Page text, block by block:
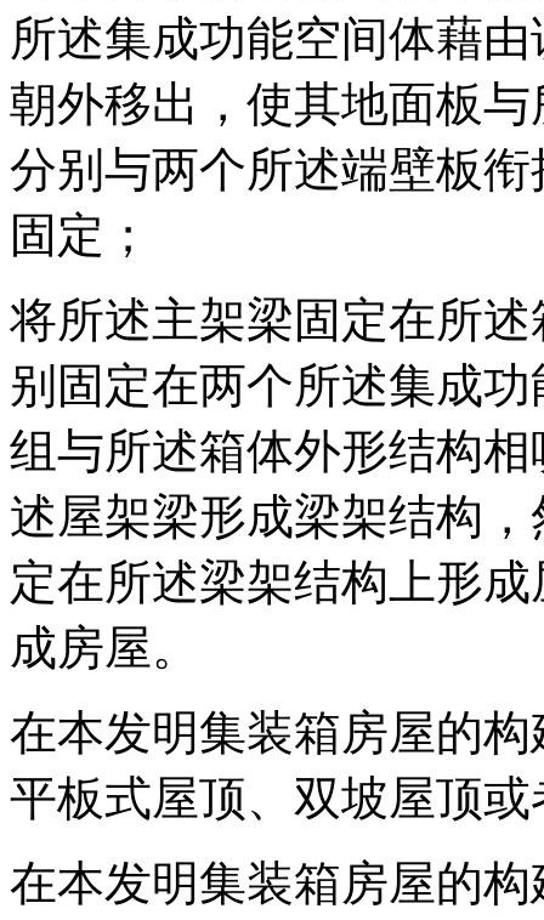
所述集成功能空间体藉
朝外移出，使其地面板
分别与两个所述端壁板
固定；
将所述主架梁固定在所
别固定在两个所述集成
组与所述箱体外形结构
述屋架梁形成梁架结构
定在所述梁架结构上形
成房屋。
在本发明集装箱房屋的
平板式屋顶、双坡屋顶
在本发明集装箱房屋的